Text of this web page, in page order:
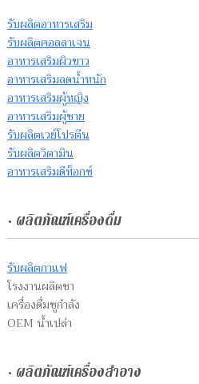
รับผลิตอาหารเสริม
รับผลิตคอลลาเจน
อาหารเสริมผิวขาว
อาหารเสริมลดน้ำหนัก
อาหารเสริมผู้หญิง
อาหารเสริมผู้ชาย
รับผลิตเวย์โปรตีน
รับผลิตวิตามิน
อาหารเสริมดีท็อกซ์
• ผลิตภัณฑ์เครื่องดื่ม
รับผลิตกาแฟ
โรงงานผลิตชา
เครื่องดื่มชูกำลัง
OEM น้ำเปล่า
• ผลิตภัณฑ์เครื่องสำอาง